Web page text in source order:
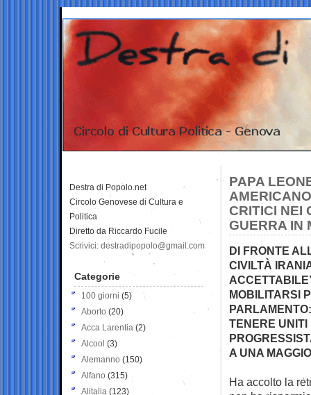
PAPA
CRITICI NEI
GUERRA IN
DI FRONTE
CIVILTÀ
MOBILITARSI
TENERE UNITI
A UNA
Ha accolto la
Destra di Popolo.net
Circolo Genovese di Cultura e
Politica
Diretto da Riccardo Fucile
Scrivici: destradipopolo@gmail.com
Categorie
100 giorni (5)
Aborto (20)
Acca Larentia (2)
Alcool (3)
Alemanno (150)
Alfano (315)
Alitalia (123)